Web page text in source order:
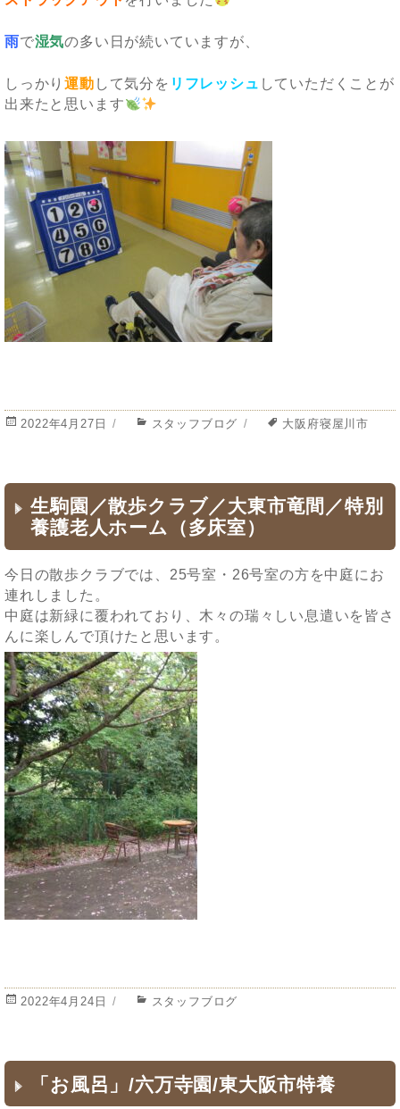
雨で湿気の多い日が続いていますが、
しっかり運動 して気分を リフレッシュ していただくことが
出来たと思います
投
2022年4月27日
カ
ー
スタッフブログ
タ
大阪府寝屋川市
生駒園／散歩クラブ／大東市竜間／特別
養護老人ホーム（多床室）
今日の散歩クラブでは、25号室・26号室の方を中庭にお
連れしました。
中庭は新緑に覆われており、木々の瑞々しい息遣いを皆さ
んに楽しんで頂けたと思います。
投
2022年4月24日
カ
リ
ー
スタッフブログ
「お風呂」/六万寺園/東大阪市特養